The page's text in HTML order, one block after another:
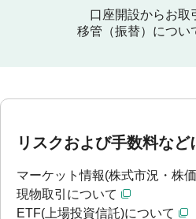
口座開設からお取
移管（振替）につい
リスクおよび手数料など
マーケット情報(株式市況・株
現物取引について
ETF(上場投資信託)について